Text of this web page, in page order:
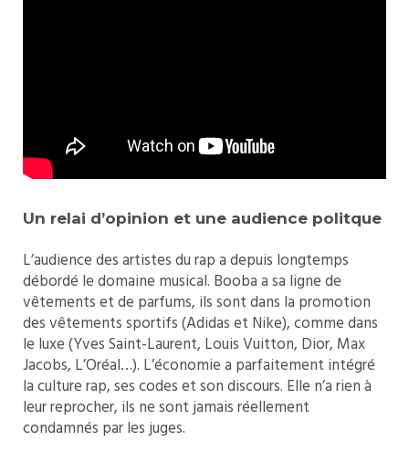
Un relai d’opinion et une audience politque
L’audience des artistes du rap a depuis longtemps
débordé le domaine musical. Booba a sa ligne de
vêtements et de parfums, ils sont dans la promotion
des vêtements sportifs (Adidas et Nike), comme dans
le luxe (Yves Saint-Laurent, Louis Vuitton, Dior, Max
Jacobs, L’Oréal…). L’économie a parfaitement intégré
la culture rap, ses codes et son discours. Elle n’a rien à
leur reprocher, ils ne sont jamais réellement
condamnés par les juges.